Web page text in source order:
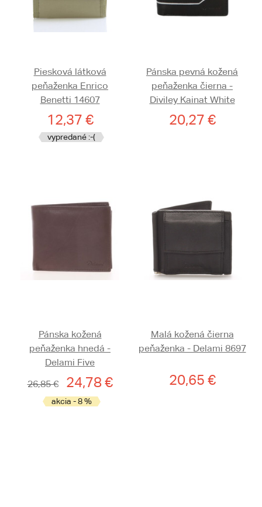
Piesková látková
peňaženka Enrico
Benetti 14607
12,37 €
vypredané :-(
Pánska pevná kožená
peňaženka čierna -
Diviley Kainat White
20,27 €
Pánska kožená
peňaženka hnedá -
Delami Five
26,85 €
24,78 €
akcia - 8 %
Malá kožená čierna
peňaženka - Delami 8697
20,65 €